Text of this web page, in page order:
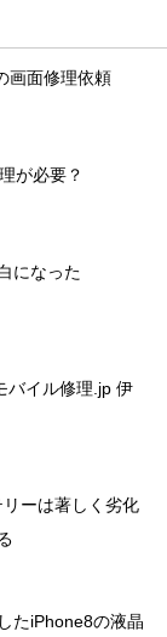
画面修理依頼
が必要？
になった
バイル修理.jp 伊
ーは著しく劣化
たiPhone8の液晶